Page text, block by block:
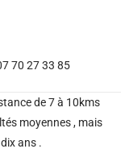
70 27 33 85
de 7 à 10kms
moyennes , mais
ans .